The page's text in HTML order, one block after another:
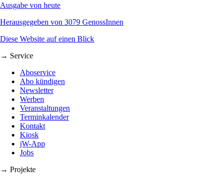
Ausgabe von heute
Herausgegeben von 3079 GenossInnen
Diese Website auf einen Blick
→ Service
Aboservice
Abo kündigen
Newsletter
Werben
Veranstaltungen
Terminkalender
Kontakt
Kiosk
jW-App
Jobs
→ Projekte